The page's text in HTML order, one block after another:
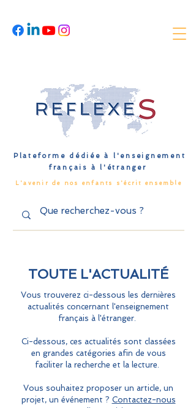
Plateforme dédiée à l'enseignement
français à l'étranger
L'avenir de nos enfants s'écrit ensemble
TOUTE L'ACTUALITÉ
Vous trouverez ci-dessous les dernières
actualités concernant l'enseignement
français à l'étranger.
Ci-dessous, ces actualités sont classées
en grandes catégories afin de vous
faciliter la recherche et la lecture.
Vous souhaitez proposer un article, un
projet, un événement ? Contactez-nous